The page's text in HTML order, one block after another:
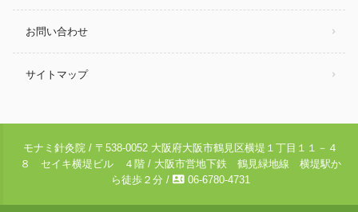
お問い合わせ
サイトマップ
モナミ針灸院 / 〒538-0052 大阪府大阪市鶴見区横堤１丁目１１－４
８ セイキ横堤ビル ４階 / 大阪市営地下鉄 鶴見緑地線 横堤駅か
ら徒歩２分 / contact_phone 06-6780-4731